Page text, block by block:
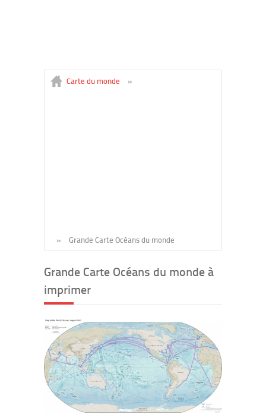
Carte du monde »
» Grande Carte Océans du monde
Grande Carte Océans du monde à
imprimer